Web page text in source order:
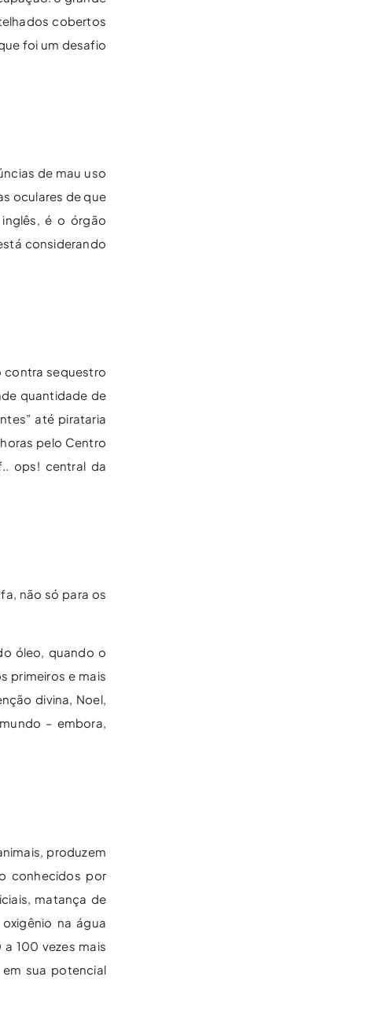
cobertos
foi um desafio
de mau uso
oculares de que
é o órgão
considerando
contra sequestro
quantidade de
até pirataria
pelo Centro
ops! central da
não só para os
óleo, quando o
primeiros e mais
divina, Noel,
– embora,
produzem
conhecidos por
matança de
na água
100 vezes mais
sua potencial